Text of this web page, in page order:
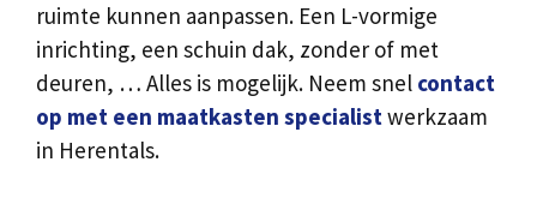
ruimte kunnen aanpassen. Een L-vormige
inrichting, een schuin dak, zonder of met
deuren, … Alles is mogelijk. Neem snel contact
op met een maatkasten specialistwerkzaam
in Herentals.